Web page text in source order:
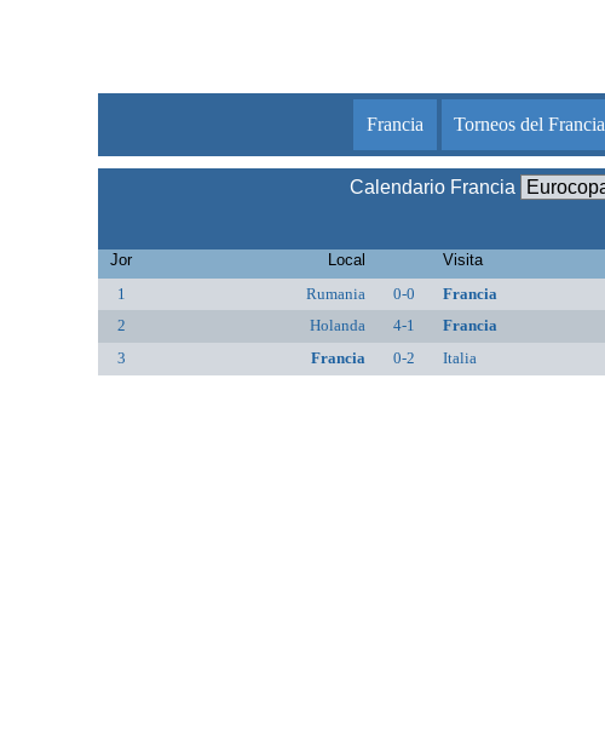
Francia Torneos del Francia
Calendario Francia
Jor Local Visita
1
Rumania 0-0 Francia
2
Holanda 4-1 Francia
3
Francia 0-2 Italia